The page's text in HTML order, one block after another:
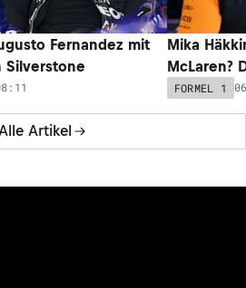
Alle Artikel
Fernandez mit
Mika
McLaren?
FORMEL 1